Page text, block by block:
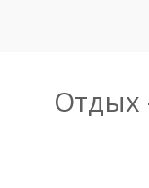
Отдых